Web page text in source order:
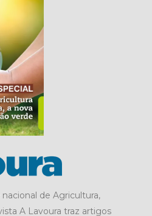
de Agricultura,
A Lavoura traz artigos